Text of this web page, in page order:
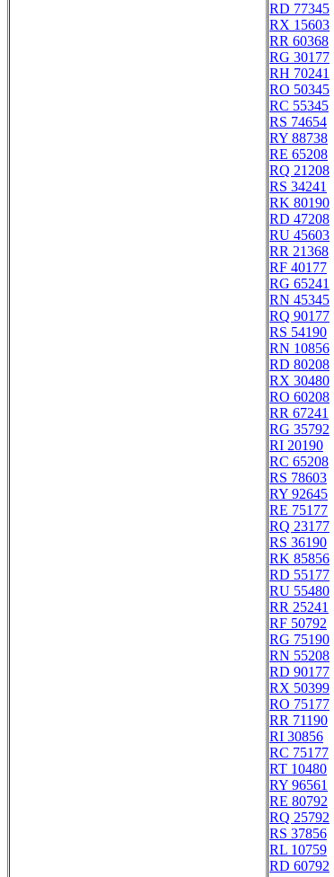
RD 77345
RX 15603
RR 60368
RG 30177
RH 70241
RO 50345
RC 55345
RS 74654
RY 88738
RE 65208
RQ 21208
RS 34241
RK 80190
RD 47208
RU 45603
RR 21368
RF 40177
RG 65241
RN 45345
RQ 90177
RS 54190
RN 10856
RD 80208
RX 30480
RO 60208
RR 67241
RG 35792
RI 20190
RC 65208
RS 78603
RY 92645
RE 75177
RQ 23177
RS 36190
RK 85856
RD 55177
RU 55480
RR 25241
RF 50792
RG 75190
RN 55208
RD 90177
RX 50399
RO 75177
RR 71190
RI 30856
RC 75177
RT 10480
RY 96561
RE 80792
RQ 25792
RS 37856
RL 10759
RD 60792